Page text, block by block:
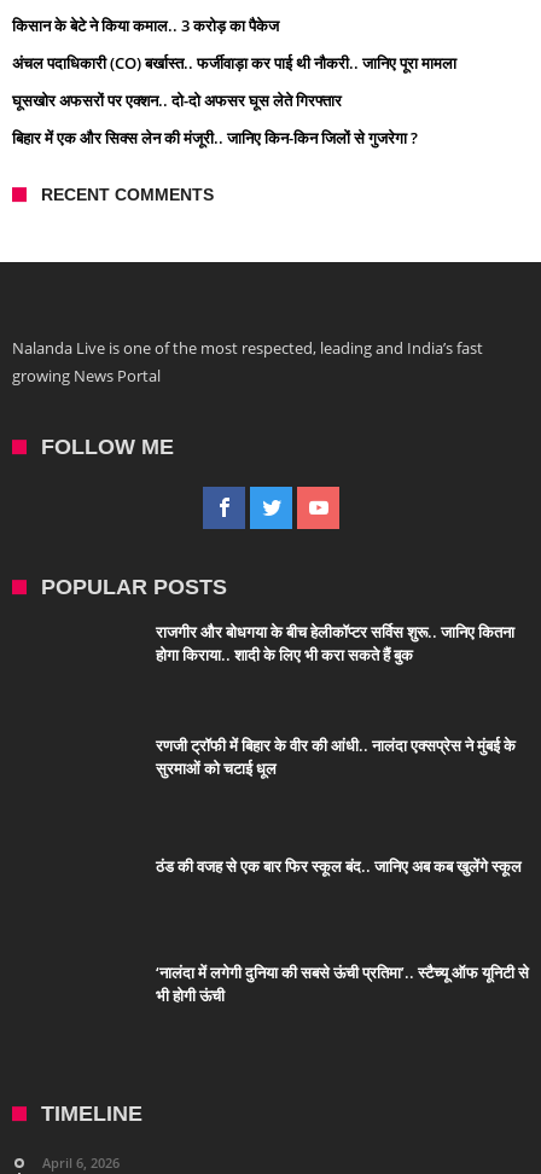
किसान के बेटे ने किया कमाल.. 3 करोड़ का पैकेज
अंचल पदाधिकारी (CO) बर्खास्त.. फर्जीवाड़ा कर पाई थी नौकरी.. जानिए पूरा मामला
घूसखोर अफसरों पर एक्शन.. दो-दो अफसर घूस लेते गिरफ्तार
बिहार में एक और सिक्स लेन की मंजूरी.. जानिए किन-किन जिलों से गुजरेगा ?
RECENT COMMENTS
Nalanda Live is one of the most respected, leading and India’s fast
growing News Portal
FOLLOW ME
POPULAR POSTS
राजगीर और बोधगया के बीच हेलीकॉप्टर सर्विस शुरू.. जानिए कितना
होगा किराया.. शादी के लिए भी करा सकते हैं बुक
रणजी ट्रॉफी में बिहार के वीर की आंधी.. नालंदा एक्सप्रेस ने मुंबई के
सुरमाओं को चटाई धूल
ठंड की वजह से एक बार फिर स्कूल बंद.. जानिए अब कब खुलेंगे स्कूल
‘नालंदा में लगेगी दुनिया की सबसे ऊंची प्रतिमा’.. स्टैच्यू ऑफ यूनिटी से
भी होगी ऊंची
TIMELINE
April 6, 2026